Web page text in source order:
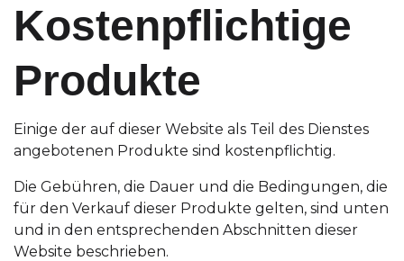
Kostenpflichtige
Produkte
Einige der auf dieser Website als Teil des Dienstes
angebotenen Produkte sind kostenpflichtig.
Die Gebühren, die Dauer und die Bedingungen, die
für den Verkauf dieser Produkte gelten, sind unten
und in den entsprechenden Abschnitten dieser
Website beschrieben.